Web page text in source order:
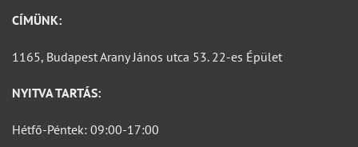
CÍMÜNK:
1165, Budapest Arany János utca 53. 22-es Épület
NYITVA TARTÁS:
Hétfő-Péntek: 09:00-17:00